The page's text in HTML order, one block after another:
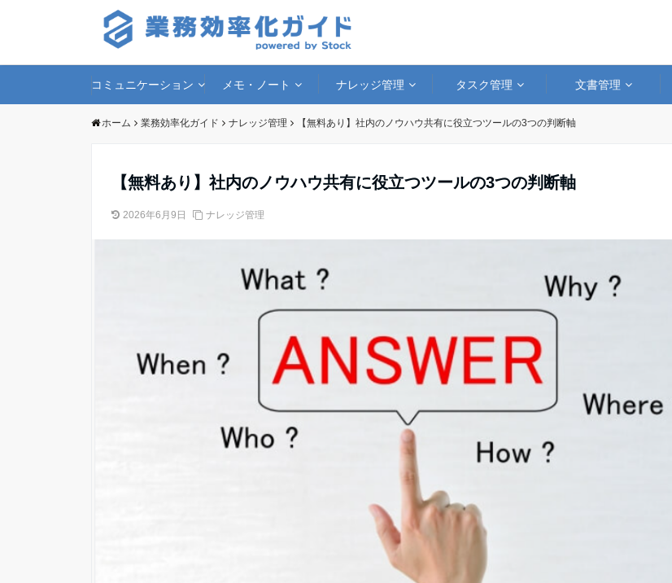
コミュニケーション メモ・ノート ナレッジ管理 タスク管理 文書管理
ホーム 業務効率化ガイド ナレッジ管理 【無料あり】社内のノウハウ共有に役立つツールの3つの判断軸
【無料あり】社内のノウハウ共有に役立つツールの3つの判断軸
2026年6月9日 ナレッジ管理